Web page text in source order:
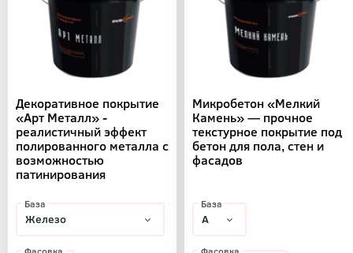
Декоративное покрытие
«Арт Металл» -
реалистичный эффект
полированного металла с
возможностью
патинирования
База
Микробетон «Мелкий
Камень» — прочное
текстурное покрытие под
бетон для пола, стен и
фасадов
База